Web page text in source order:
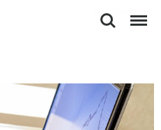
Rechercher
Menu